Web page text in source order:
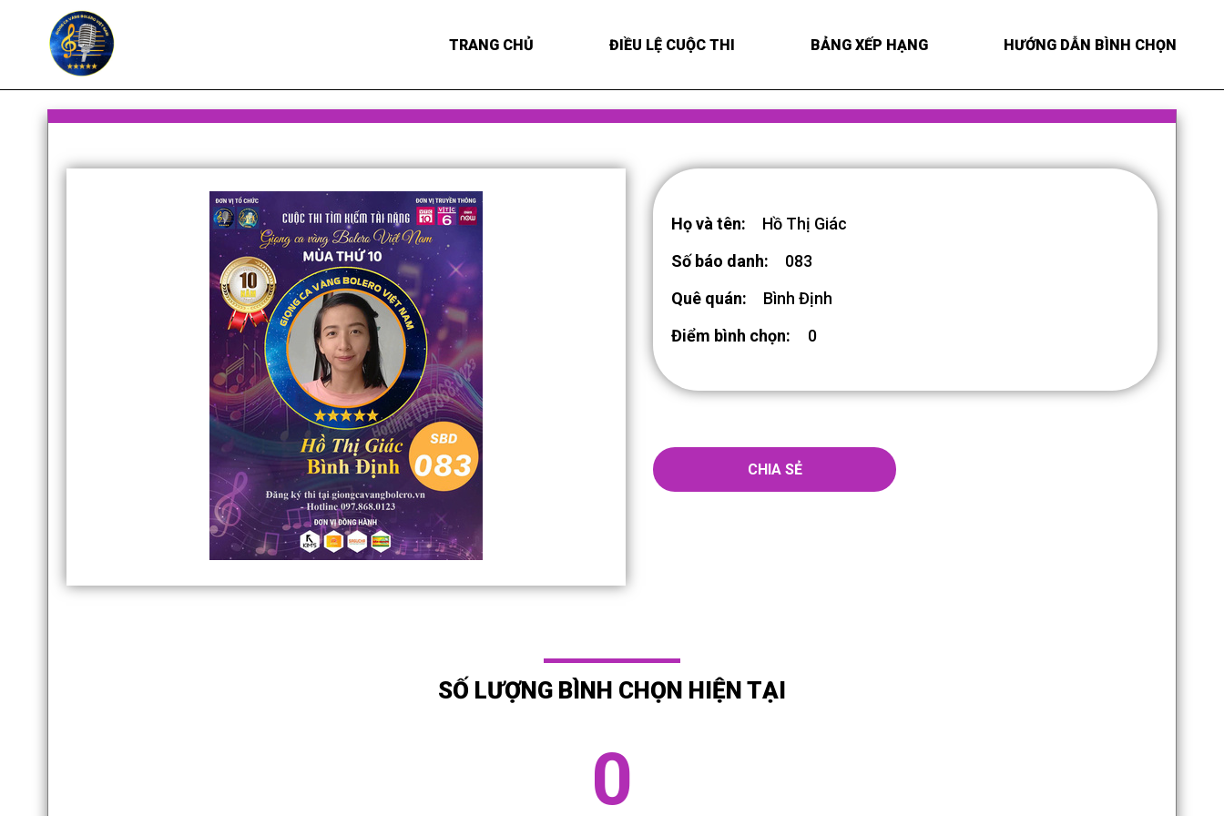
TRANG CHỦ ĐIỀU LỆ CUỘC THI BẢNG XẾP HẠNG HƯỚNG DẪN BÌNH CHỌN
Họ và tên:
Hồ Thị Giác
Số báo danh:
083
Quê quán:
Bình Định
Điểm bình chọn:
0
CHIA SẺ
SỐ LƯỢNG BÌNH CHỌN HIỆN TẠI
0